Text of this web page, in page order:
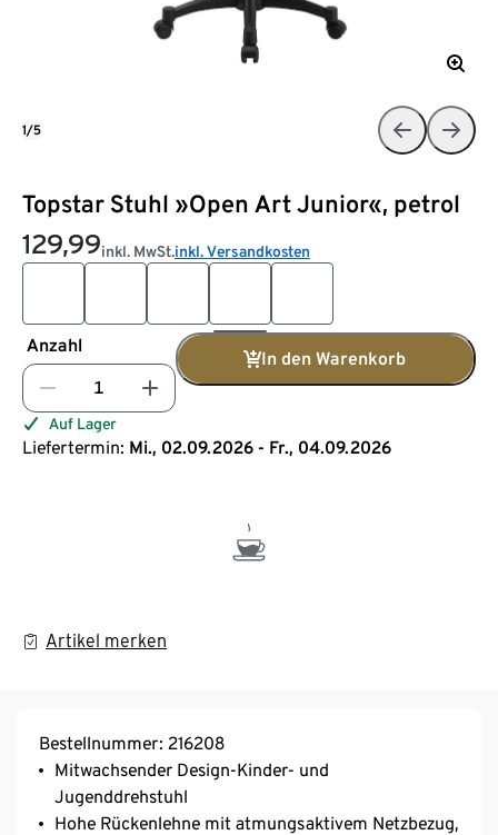
Topstar Stuhl »Open Art Junior«, petrol
129,99inkl. MwSt.inkl. Versandkosten
Anzahl
In den Warenkorb
Auf Lager
Liefertermin: Mi., 02.09.2026 - Fr., 04.09.2026
Artikel merken
1/5
Bestellnummer: 216208
Mitwachsender Design-Kinder- und
Jugenddrehstuhl
Hohe Rückenlehne mit atmungsaktivem Netzbezug,